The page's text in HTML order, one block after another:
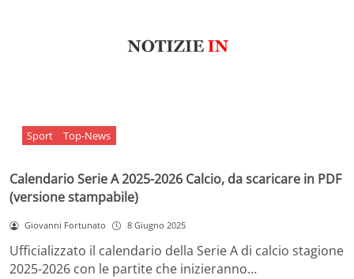
Sport Top-News
Calendario Serie A 2025-2026 Calcio, da scaricare in PDF
(versione stampabile)
Giovanni Fortunato 8 Giugno 2025
Ufficializzato il calendario della Serie A di calcio stagione
2025-2026 con le partite che inizieranno…